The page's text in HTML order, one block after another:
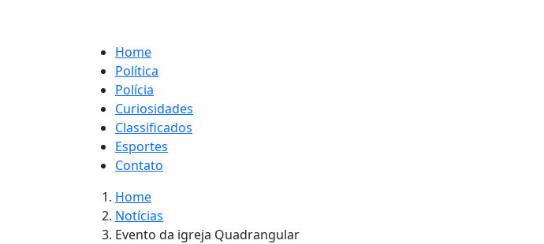
Home
Política
Polícia
Curiosidades
Classificados
Esportes
Contato
Home
Notícias
Evento da igreja Quadrangular